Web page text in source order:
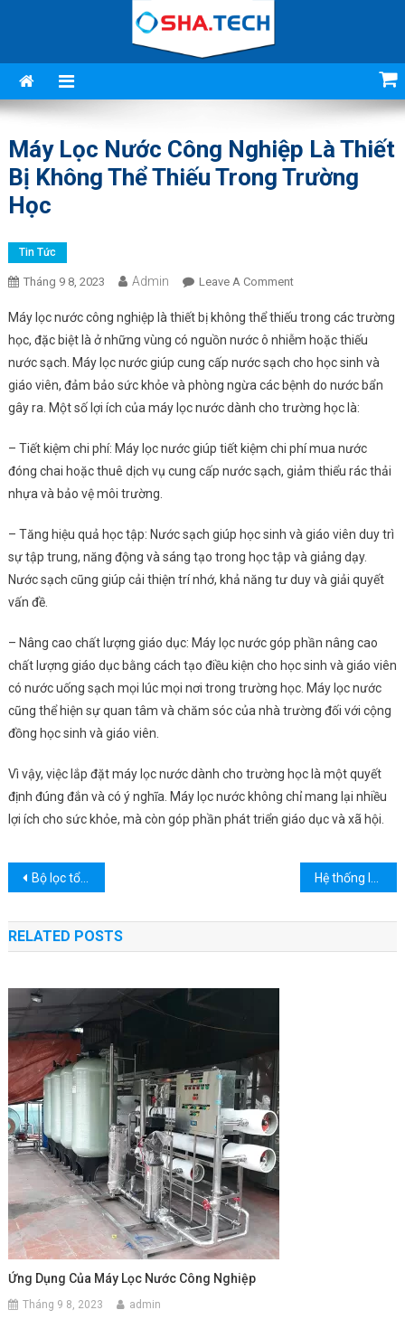
sinh hoạt đầu nguồn,
giếng khoan, xử lý
nước thải công
Máy Lọc Nước Công Nghiệp Là Thiết
Bị Không Thể Thiếu Trong Trường
Học
Tin Tức
Tháng 9 8, 2023 Admin Leave A CommentOn
Lọc
Nước
Công
Nghiệp
Là
Bị
Không
Trong
Trường
Học
Máy lọc nước công nghiệp là thiết bị không thể thiếu trong các trường
học, đặc biệt là ở những vùng có nguồn nước ô nhiễm hoặc thiếu
nước sạch. Máy lọc nước giúp cung cấp nước sạch cho học sinh và
giáo viên, đảm bảo sức khỏe và phòng ngừa các bệnh do nước bẩn
gây ra. Một số lợi ích của máy lọc nước dành cho trường học là:
– Tiết kiệm chi phí: Máy lọc nước giúp tiết kiệm chi phí mua nước
đóng chai hoặc thuê dịch vụ cung cấp nước sạch, giảm thiểu rác thải
nhựa và bảo vệ môi trường.
– Tăng hiệu quả học tập: Nước sạch giúp học sinh và giáo viên duy trì
sự tập trung, năng động và sáng tạo trong học tập và giảng dạy.
Nước sạch cũng giúp cải thiện trí nhớ, khả năng tư duy và giải quyết
vấn đề.
– Nâng cao chất lượng giáo dục: Máy lọc nước góp phần nâng cao
chất lượng giáo dục bằng cách tạo điều kiện cho học sinh và giáo viên
có nước uống sạch mọi lúc mọi nơi trong trường học. Máy lọc nước
cũng thể hiện sự quan tâm và chăm sóc của nhà trường đối với cộng
đồng học sinh và giáo viên.
Vì vậy, việc lắp đặt máy lọc nước dành cho trường học là một quyết
định đúng đắn và có ý nghĩa. Máy lọc nước không chỉ mang lại nhiều
lợi ích cho sức khỏe, mà còn góp phần phát triển giáo dục và xã hội.
Điều
bài
Bộ lọc tổng là gì
RELATED POSTS
Ứng Dụng Của Máy Lọc Nước Công Nghiệp
Tháng 9 8, 2023 admin